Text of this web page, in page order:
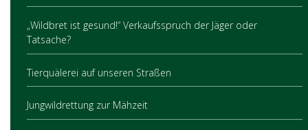
„Wildbret ist gesund!“ Verkaufsspruch der Jäger oder
Tatsache?
Tierquälerei auf unseren Straßen
Jungwildrettung zur Mähzeit